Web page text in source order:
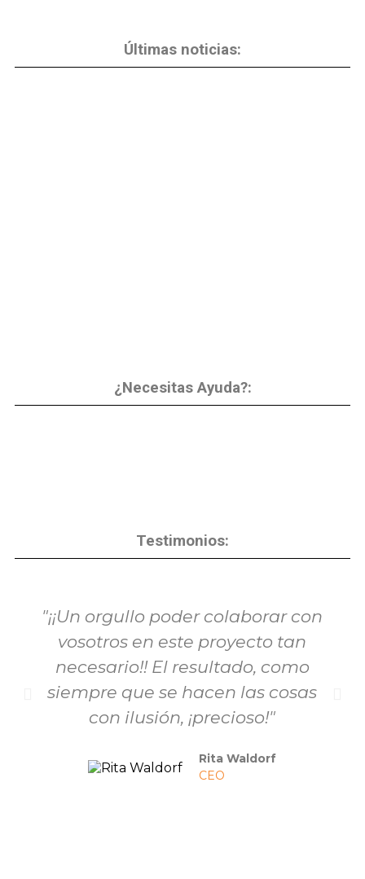
Últimas noticias:
¿Necesitas Ayuda?:
Testimonios:
"¡¡Un orgullo poder colaborar con
vosotros en este proyecto tan
necesario!! El resultado, como
siempre que se hacen las cosas
con ilusión, ¡precioso!"
Rita Waldorf
CEO